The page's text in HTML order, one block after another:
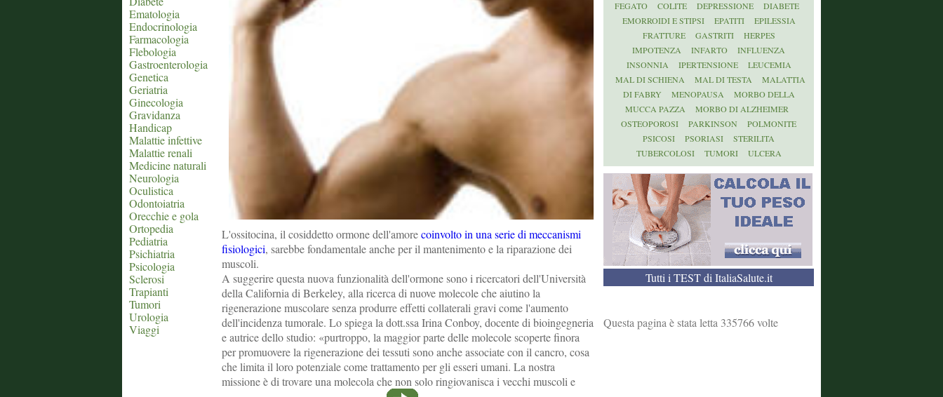
Ematologia
Endocrinologia
Farmacologia
Flebologia
Gastroenterologia
Genetica
Geriatria
Ginecologia
Gravidanza
Handicap
Malattie infettive
Malattie renali
Medicine naturali
Neurologia
Oculistica
Odontoiatria
Orecchie e gola
Ortopedia
Pediatria
Psichiatria
Psicologia
Sclerosi
Trapianti
Tumori
Urologia
Viaggi
L'ossitocina, il cosiddetto ormone dell'amorecoinvolto in una serie di meccanismi
fisiologici, sarebbe fondamentale anche per il mantenimento e la riparazione dei
muscoli.
A suggerire questa nuova funzionalità dell'ormone sono i ricercatori dell'Università
della California di Berkeley, alla ricerca di nuove molecole che aiutino la
rigenerazione muscolare senza produrre effetti collaterali gravi come l'aumento
dell'incidenza tumorale. Lo spiega la dott.ssa Irina Conboy, docente di bioingegneria
e autrice dello studio: «purtroppo, la maggior parte delle molecole scoperte finora
per promuovere la rigenerazione dei tessuti sono anche associate con il cancro, cosa
che limita il loro potenziale come trattamento per gli esseri umani. La nostra
missione è di trovare una molecola che non solo ringiovanisca i vecchi muscoli e
FEGATO
COLITE DEPRESSIONE
DIABETE
EMORROIDI E STIPSI
EPATITI
EPILESSIA
FRATTURE
GASTRITI
HERPES
IMPOTENZA
INFARTO
INFLUENZA
INSONNIA
IPERTENSIONE
LEUCEMIA
MAL DI SCHIENA
MAL DI TESTA
MALATTIA
DI FABRY
MENOPAUSA
MORBO DELLA
MUCCA PAZZA
MORBO DI ALZHEIMER
OSTEOPOROSI
PARKINSON
POLMONITE
PSICOSI
PSORIASI
STERILITA
TUBERCOLOSI
TUMORI ULCERA
Tutti i TEST di ItaliaSalute.it
Questa pagina è stata letta 335766 volte